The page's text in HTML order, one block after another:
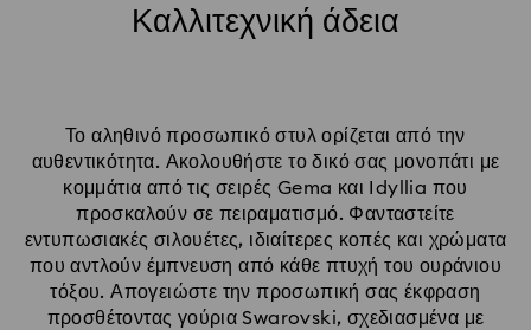
Καλλιτεχνική άδεια
Το αληθινό προσωπικό στυλ ορίζεται από την
αυθεντικότητα. Ακολουθήστε το δικό σας μονοπάτι με
κομμάτια από τις σειρές Gema και Idyllia που
προσκαλούν σε πειραματισμό. Φανταστείτε
εντυπωσιακές σιλουέτες, ιδιαίτερες κοπές και χρώματα
που αντλούν έμπνευση από κάθε πτυχή του ουράνιου
τόξου. Απογειώστε την προσωπική σας έκφραση
προσθέτοντας γούρια Swarovski, σχεδιασμένα με